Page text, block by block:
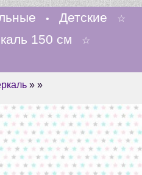
• Детские ☆
150 см ☆
» »